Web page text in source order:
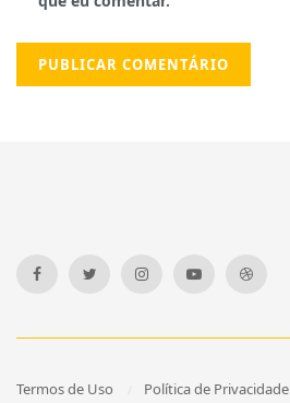
Termos de Uso Política de Privacidade